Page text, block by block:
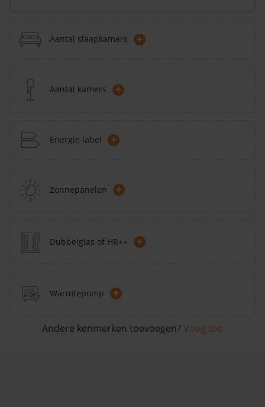
Aantal slaapkamers +
Aantal kamers +
Energie label +
Zonnepanelen +
Dubbelglas of HR++ +
Warmtepomp +
Andere kenmerken toevoegen? Voeg toe